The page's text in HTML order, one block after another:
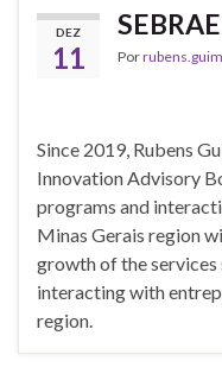
DEZ
11
SEBRAE
Por
Since 2019, Rubens
Innovation Advisory
programs and
Minas Gerais region
growth of the
interacting with
region.